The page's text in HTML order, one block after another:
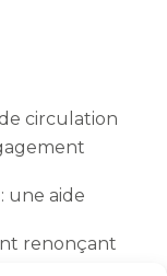
circulation
une aide
renonçant